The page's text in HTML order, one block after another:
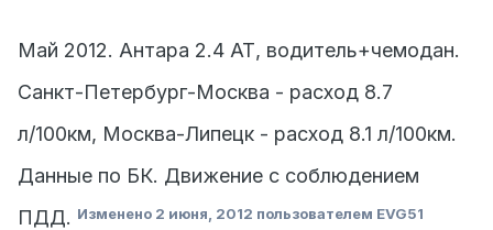
Май 2012. Антара 2.4 АТ, водитель+чемодан.
Санкт-Петербург-Москва - расход 8.7
л/100км, Москва-Липецк - расход 8.1 л/100км.
Данные по БК. Движение с соблюдением
ПДД. Изменено 2 июня, 2012 пользователем EVG51